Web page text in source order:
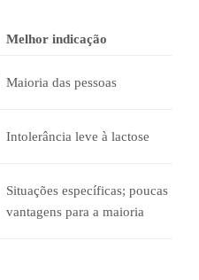
Melhor indicação
Maioria das pessoas
Intolerância leve à lactose
Situações específicas; poucas
vantagens para a maioria